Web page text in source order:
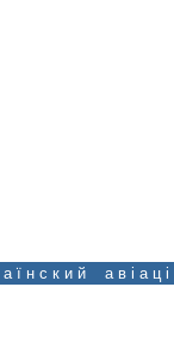
а ї н с к и й а в і а